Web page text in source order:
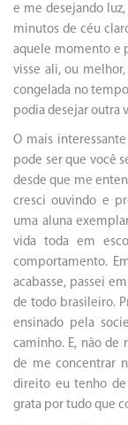
e me desejando
minutos de céu
aquele momento e
visse ali, ou
congelada no
podia desejar outra
O mais
pode ser que você
desde que me
cresci ouvindo e
uma aluna
vida toda em
comportamento.
acabasse, passei
de todo brasileiro.
ensinado pela
caminho. E, não de
de me concentrar
direito eu tenho de
grata por tudo que